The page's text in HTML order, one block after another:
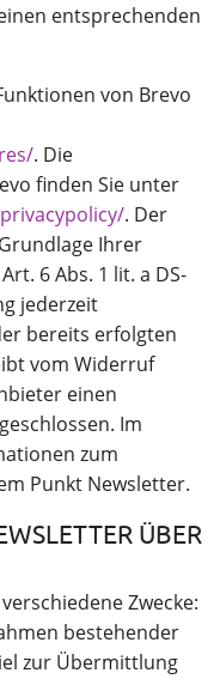
entsprechenden
von Brevo
. Die
finden Sie unter
. Der
Ihrer
6 Abs. 1 lit. a DS-
jederzeit
bereits erfolgten
vom Widerruf
einen
Im
zum
Punkt Newsletter.
ÜBER
Zwecke:
bestehender
zur Übermittlung